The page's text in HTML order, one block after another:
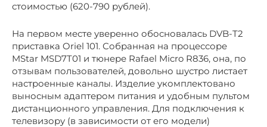
стоимостью (620-790 рублей).
На первом месте уверенно обосновалась DVB-T2
приставка Oriel 101. Собранная на процессоре
MStar MSD7T01 и тюнере Rafael Micro R836, она, по
отзывам пользователей, довольно шустро листает
настроенные каналы. Изделие укомплектовано
выносным адаптером питания и удобным пультом
дистанционного управления. Для подключения к
телевизору (в зависимости от его модели)